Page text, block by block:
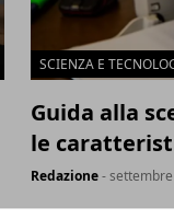
SCIENZA E
Guida alla
le
Redazione-